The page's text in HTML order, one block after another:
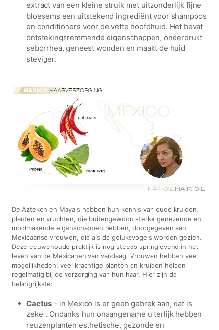
extract van een kleine struik met uitzonderlijk fijne
bloesems een uitstekend ingrediënt voor shampoos
en conditioners voor de vette hoofdhuid. Het bevat
ontstekingsremmende eigenschappen, onderdrukt
seborrhea, geneest wonden en maakt de huid
steviger.
De Azteken en Maya's hebben hun kennis van oude kruiden,
planten en vruchten, die buitengewoon sterke genezende en
mooimakende eigenschappen hebben, doorgegeven aan
Mexicaanse vrouwen, die als de geluksvogels worden gezien.
Deze eeuwenoude praktijk is nog steeds springlevend in het
leven van de Mexicanen van vandaag. Vrouwen hebben veel
mogelijkheden: veel krachtige planten en kruiden helpen
regelmatig bij de verzorging van hun haar. Hier zijn de
belangrijkste:
Cactus - in Mexico is er geen gebrek aan, dat is
zeker. Ondanks hun onaangename uiterlijk hebben
reuzenplanten esthetische, gezonde en